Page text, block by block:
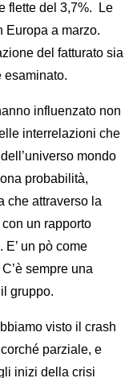
flette del 3,7%. Le
Europa a marzo.
del fatturato sia
esaminato.
influenzato non
interrelazioni che
mondo
probabilità,
che attraverso la
un rapporto
un pò come
sempre una
gruppo.
visto il crash
parziale, e
inizi della crisi